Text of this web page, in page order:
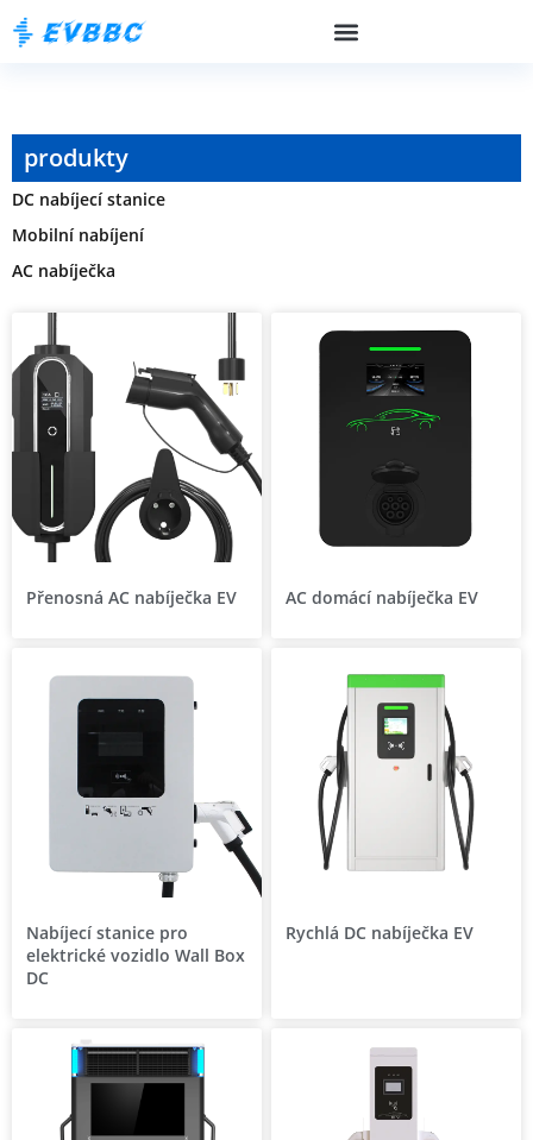
produkty
DC nabíjecí stanice
Mobilní nabíjení
AC nabíječka
Přenosná AC nabíječka EV AC domácí nabíječka EV
Nabíjecí stanice pro
elektrické vozidlo Wall Box
DC
Rychlá DC nabíječka EV